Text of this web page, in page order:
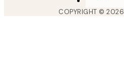
COPYRIGHT ©2026